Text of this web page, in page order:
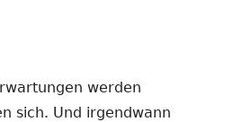
werden
sich. Und irgendwann